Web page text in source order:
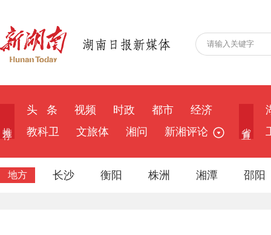
头 条 视频 时政 都市
经济
教科卫
文旅体 湘问 新湘评论
地方 长沙 衡阳 株洲 湘潭 邵阳